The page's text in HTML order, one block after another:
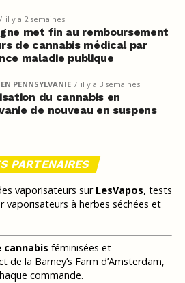
il y a 2 semaines
met fin au remboursement
de cannabis médical par
maladie publique
PENNSYLVANIE il y a 3 semaines
du cannabis en
de nouveau en suspens
PARTENAIRES
vaporisateurs sur LesVapos, tests
vaporisateurs à herbes séchées et
cannabis féminisées et
de la Barney’s Farm d’Amsterdam,
commande.